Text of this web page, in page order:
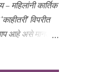
कार्तिक
विपरीत
आहे असे मानले